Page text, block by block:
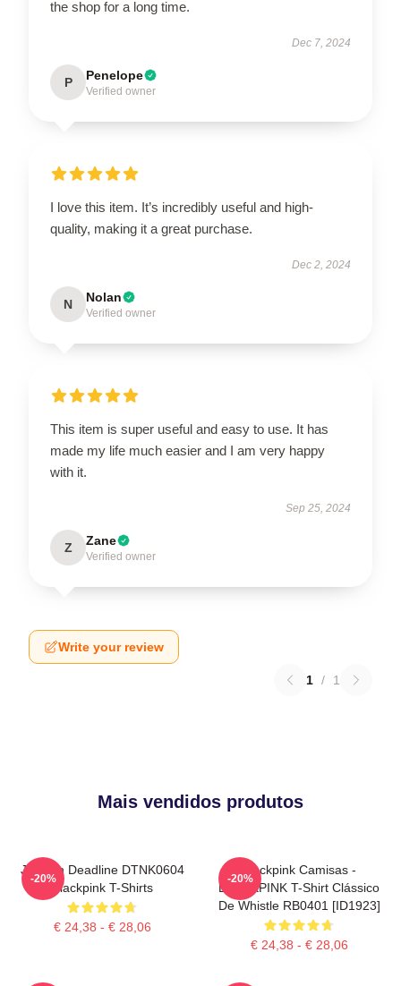
the shop for a long time.
Dec 7, 2024
P Penelope
Verified owner
I love this item. It’s incredibly useful and high-
quality, making it a great purchase.
Dec 2, 2024
N Nolan
Verified owner
This item is super useful and easy to use. It has
made my life much easier and I am very happy
with it.
Sep 25, 2024
Z Zane
Verified owner
Write your review
1 / 1
Mais vendidos produtos
Jisoo In Deadline DTNK0604
Blackpink T-Shirts
€ 24,38 - € 28,06
-20%
Blackpink Camisas -
BLACKPINK T-Shirt Clássico
De Whistle RB0401 [ID1923]
€ 24,38 - € 28,06
-20%